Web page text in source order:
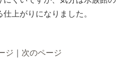
上がりになりました。
ジ 次のページ